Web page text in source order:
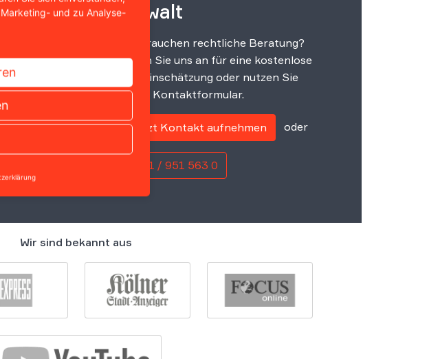
Anwalt
Sie brauchen rechtliche Beratung?
Rufen Sie uns an für eine kostenlose
Ersteinschätzung oder nutzen Sie
unser Kontaktformular.
Jetzt Kontakt aufnehmen oder
0221 / 951 563 0
Wir sind bekannt aus
und zu Analyse-